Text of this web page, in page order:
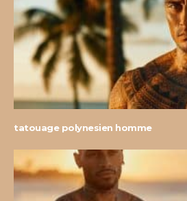
tatouage polynesien homme